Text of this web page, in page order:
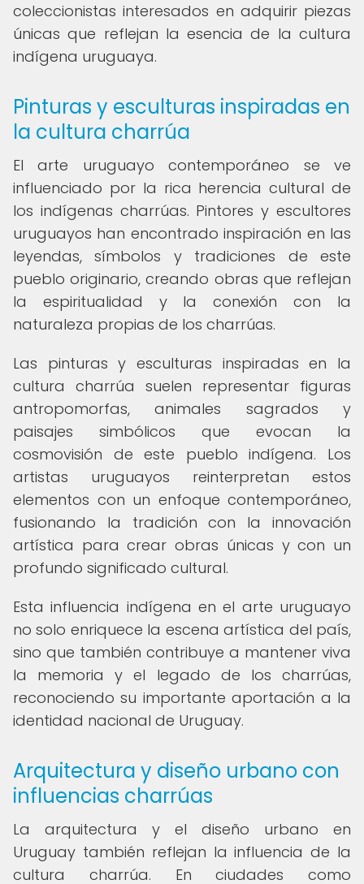
coleccionistas interesados en adquirir piezas
únicas que reflejan la esencia de la cultura
indígena uruguaya.
Pinturas y esculturas inspiradas en
la cultura charrúa
El arte uruguayo contemporáneo se ve
influenciado por la rica herencia cultural de
los indígenas charrúas. Pintores y escultores
uruguayos han encontrado inspiración en las
leyendas, símbolos y tradiciones de este
pueblo originario, creando obras que reflejan
la espiritualidad y la conexión con la
naturaleza propias de los charrúas.
Las pinturas y esculturas inspiradas en la
cultura charrúa suelen representar figuras
antropomorfas, animales sagrados y
paisajes simbólicos que evocan la
cosmovisión de este pueblo indígena. Los
artistas uruguayos reinterpretan estos
elementos con un enfoque contemporáneo,
fusionando la tradición con la innovación
artística para crear obras únicas y con un
profundo significado cultural.
Esta influencia indígena en el arte uruguayo
no solo enriquece la escena artística del país,
sino que también contribuye a mantener viva
la memoria y el legado de los charrúas,
reconociendo su importante aportación a la
identidad nacional de Uruguay.
Arquitectura y diseño urbano con
influencias charrúas
La arquitectura y el diseño urbano en
Uruguay también reflejan la influencia de la
cultura charrúa. En ciudades como